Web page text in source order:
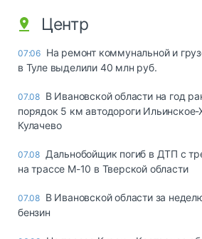
Центр
07:06 На ремонт коммунальной и
в Туле выделили 40 млн руб.
07.08 В Ивановской области на год
порядок 5 км автодороги Ильинское-
Кулачево
07.08 Дальнобойщик погиб в ДТП с
на трассе М-10 в Тверской области
07.08 В Ивановской области за
бензин